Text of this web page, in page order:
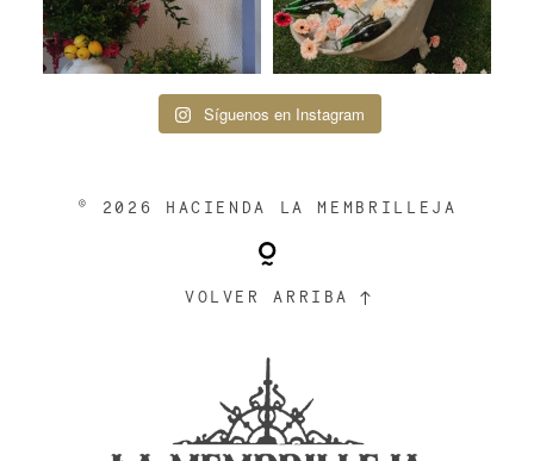
Síguenos en Instagram
© 2026 HACIENDA LA MEMBRILLEJA
VOLVER ARRIBA